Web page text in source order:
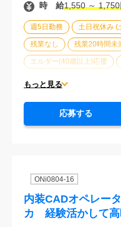
週5日勤務 土日祝休み (
残業なし 残業20時間未
エルダー(40歳以上)応援
大手企業
もっと見る
時 給1,550 ～
応募する
ONi0804-16
内装CADオペレー
カ 経験活かして高